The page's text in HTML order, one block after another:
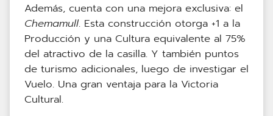
Además, cuenta con una mejora exclusiva: el
Chemamull. Esta construcción otorga +1 a la
Producción y una Cultura equivalente al 75%
del atractivo de la casilla. Y también puntos
de turismo adicionales, luego de investigar el
Vuelo. Una gran ventaja para la Victoria
Cultural.